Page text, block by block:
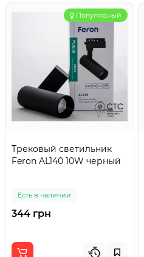
Популярный
Трековый светильник
Feron AL140 10W черный
Есть в наличии
344 грн